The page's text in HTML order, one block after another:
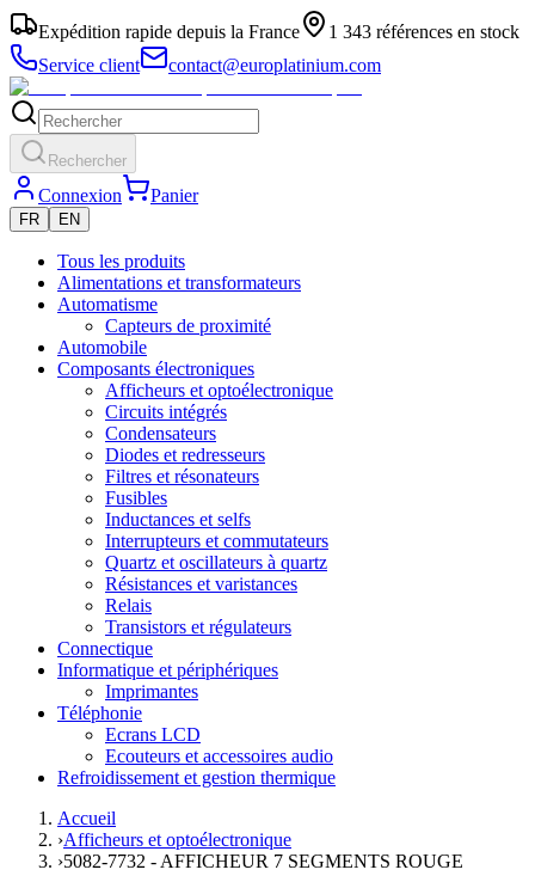
Expédition rapide depuis la France
1 343 références en stock
Service client
contact@europlatinium.com
Rechercher
Connexion Panier
FR EN
Tous les produits
Alimentations et transformateurs
Automatisme
Capteurs de proximité
Automobile
Composants électroniques
Afficheurs et optoélectronique
Circuits intégrés
Condensateurs
Diodes et redresseurs
Filtres et résonateurs
Fusibles
Inductances et selfs
Interrupteurs et commutateurs
Quartz et oscillateurs à quartz
Résistances et varistances
Relais
Transistors et régulateurs
Connectique
Informatique et périphériques
Imprimantes
Téléphonie
Ecrans LCD
Ecouteurs et accessoires audio
Refroidissement et gestion thermique
Accueil
›Afficheurs et optoélectronique
›5082-7732 - AFFICHEUR 7 SEGMENTS ROUGE